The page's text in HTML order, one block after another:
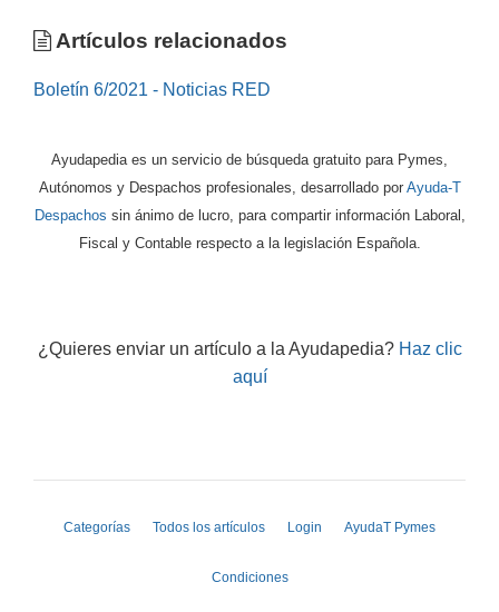
Artículos relacionados
Boletín 6/2021 - Noticias RED
Ayudapedia es un servicio de búsqueda gratuito para Pymes,
Autónomos y Despachos profesionales, desarrollado por Ayuda-T
Despachos sin ánimo de lucro, para compartir información Laboral,
Fiscal y Contable respecto a la legislación Española.
¿Quieres enviar un artículo a la Ayudapedia? Haz clic
aquí
Categorías Todos los artículos Login AyudaT Pymes
Condiciones